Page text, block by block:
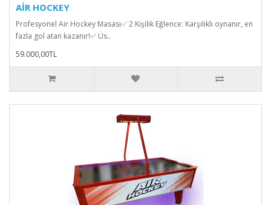
AİR HOCKEY
Profesyonel Air Hockey Masası✅ 2 Kişilik Eğlence: Karşılıklı oynanır, en
fazla gol atan kazanır!✅ Üs..
59.000,00TL